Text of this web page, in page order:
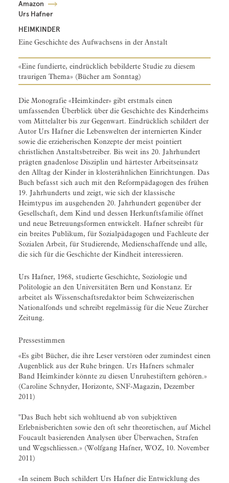
Amazon
Urs Hafner
HEIMKINDER
Eine Geschichte des Aufwachsens in der Anstalt
«Eine fundierte, eindrücklich bebilderte Studie zu diesem
traurigen Thema» (Bücher am Sonntag)
Die Monografie «Heimkinder» gibt erstmals einen
umfassenden Überblick über die Geschichte des Kinderheims
vom Mittelalter bis zur Gegenwart. Eindrücklich schildert der
Autor Urs Hafner die Lebenswelten der internierten Kinder
sowie die erzieherischen Konzepte der meist pointiert
christlichen Anstaltsbetreiber. Bis weit ins 20. Jahrhundert
prägten gnadenlose Disziplin und härtester Arbeitseinsatz
den Alltag der Kinder in klosterähnlichen Einrichtungen. Das
Buch befasst sich auch mit den Reformpädagogen des frühen
19. Jahrhunderts und zeigt, wie sich der klassische
Heimtypus im ausgehenden 20. Jahrhundert gegenüber der
Gesellschaft, dem Kind und dessen Herkunftsfamilie öffnet
und neue Betreuungsformen entwickelt. Hafner schreibt für
ein breites Publikum, für Sozialpädagogen und Fachleute der
Sozialen Arbeit, für Studierende, Medienschaffende und alle,
die sich für die Geschichte der Kindheit interessieren.
Urs Hafner, 1968, studierte Geschichte, Soziologie und
Politologie an den Universitäten Bern und Konstanz. Er
arbeitet als Wissenschaftsredaktor beim Schweizerischen
Nationalfonds und schreibt regelmässig für die Neue Zürcher
Zeitung.
Pressestimmen
«Es gibt Bücher, die ihre Leser verstören oder zumindest einen
Augenblick aus der Ruhe bringen. Urs Hafners schmaler
Band Heimkinder könnte zu diesen Unruhestiftern gehören.»
(Caroline Schnyder, Horizonte, SNF-Magazin, Dezember
2011)
"Das Buch hebt sich wohltuend ab von subjektiven
Erlebnisberichten sowie den oft sehr theoretischen, auf Michel
Foucault basierenden Analysen über Überwachen, Strafen
und Wegschliessen.» (Wolfgang Hafner, WOZ, 10. November
2011)
«In seinem Buch schildert Urs Hafner die Entwicklung des